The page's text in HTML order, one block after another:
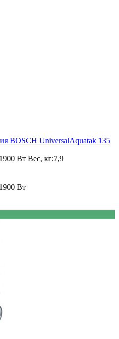
BOSCH UniversalAquatak 135
1900 Вт Вес, кг:7,9
1900 Вт